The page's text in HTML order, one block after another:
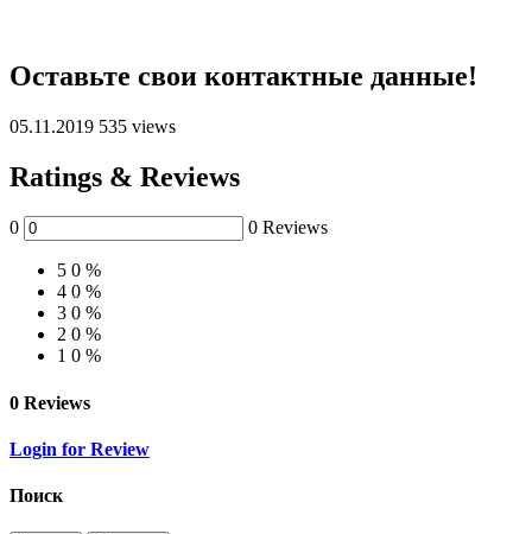
Оставьте свои контактные данные!
05.11.2019 535 views
Ratings & Reviews
0 0 Reviews
5 0 %
4 0 %
3 0 %
2 0 %
1 0 %
0 Reviews
Login for Review
Поиск